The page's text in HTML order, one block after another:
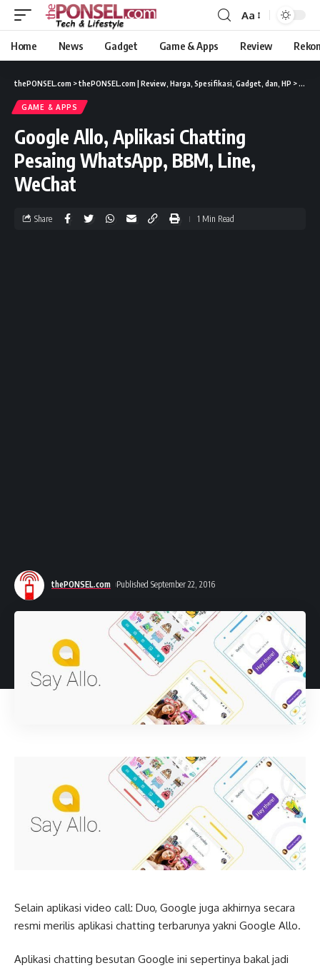
Aa
Home News Gadget Game & Apps Review
thePONSEL.com >thePONSEL.com | Review, Harga, Spesifikasi, Gadget, dan, HP >
GAME & APPS
Google Allo, Aplikasi Chatting
Pesaing WhatsApp, BBM, Line,
WeChat
thePONSEL.com Published September 22, 2016
Share 1 Min Read
Selain aplikasi video call: Duo, Google juga akhirnya secara
resmi merilis aplikasi chatting terbarunya yakni Google Allo.
Aplikasi chatting besutan Google ini sepertinya bakal jadi